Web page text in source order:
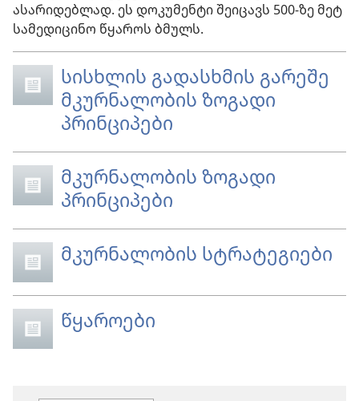
ასარიდებლად. ეს დოკუმენტი შეიცავს 500-ზე მეტ
სამედიცინო წყაროს ბმულს.
სისხლის გადასხმის გარეშე
მკურნალობის ზოგადი
პრინციპები
მკურნალობის ზოგადი
პრინციპები
მკურნალობის სტრატეგიები
წყაროები